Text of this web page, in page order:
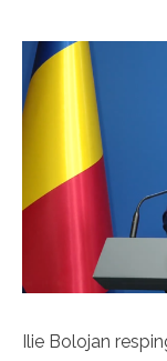
Ilie Bolojan